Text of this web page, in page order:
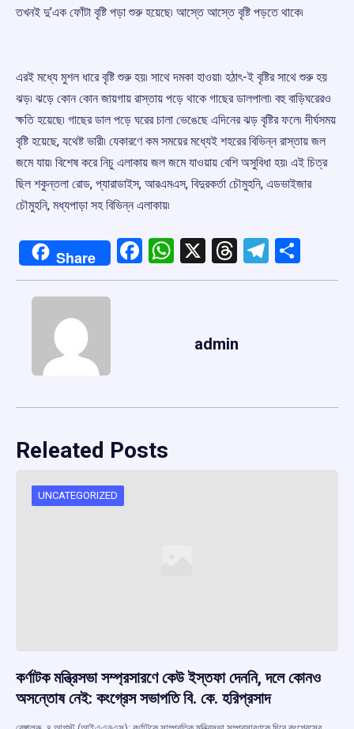
তখনই দু’এক ফোঁটা বৃষ্টি পড়া শুরু হয়েছে৷ আস্তে আস্তে বৃষ্টি পড়তে থাকে৷
এরই মধ্যে মুশল ধারে বৃষ্টি শুরু হয়৷ সাথে দমকা হাওয়া৷ হঠাৎ-ই বৃষ্টির সাথে শুরু হয়
ঝড়৷ ঝড়ে কোন কোন জায়গায় রাস্তায় পড়ে থাকে গাছের ডালপালা৷ বহু বাড়িঘরেরও
ক্ষতি হয়েছে৷ গাছের ডাল পড়ে ঘরের চালা ভেঙেছে এদিনের ঝড় বৃষ্টির ফলে৷ দীর্ঘসময়
বৃষ্টি হয়েছে, যথেষ্ট ভারী৷ যেকারণে কম সময়ের মধ্যেই শহরের বিভিন্ন রাস্তায় জল
জমে যায়৷ বিশেষ করে নিচু এলাকায় জল জমে যাওয়ায় বেশি অসুবিধা হয়৷ এই চিত্র
ছিল শকুন্তলা রোড, প্যারাডাইস, আরএমএস, বিদুরকর্তা চৌমুহনি, এডভাইজার
চৌমুহনি, মধ্যপাড়া সহ বিভিন্ন এলাকায়৷
Share Facebook
WhatsApp
X Threads
admin
Releated Posts
UNCATEGORIZED
কর্ণাটক মন্ত্রিসভা সম্প্রসারণে কেউ ইস্তফা দেননি, দলে কোনও
অসন্তোষ নেই: কংগ্রেস সভাপতি বি. কে. হরিপ্রসাদ